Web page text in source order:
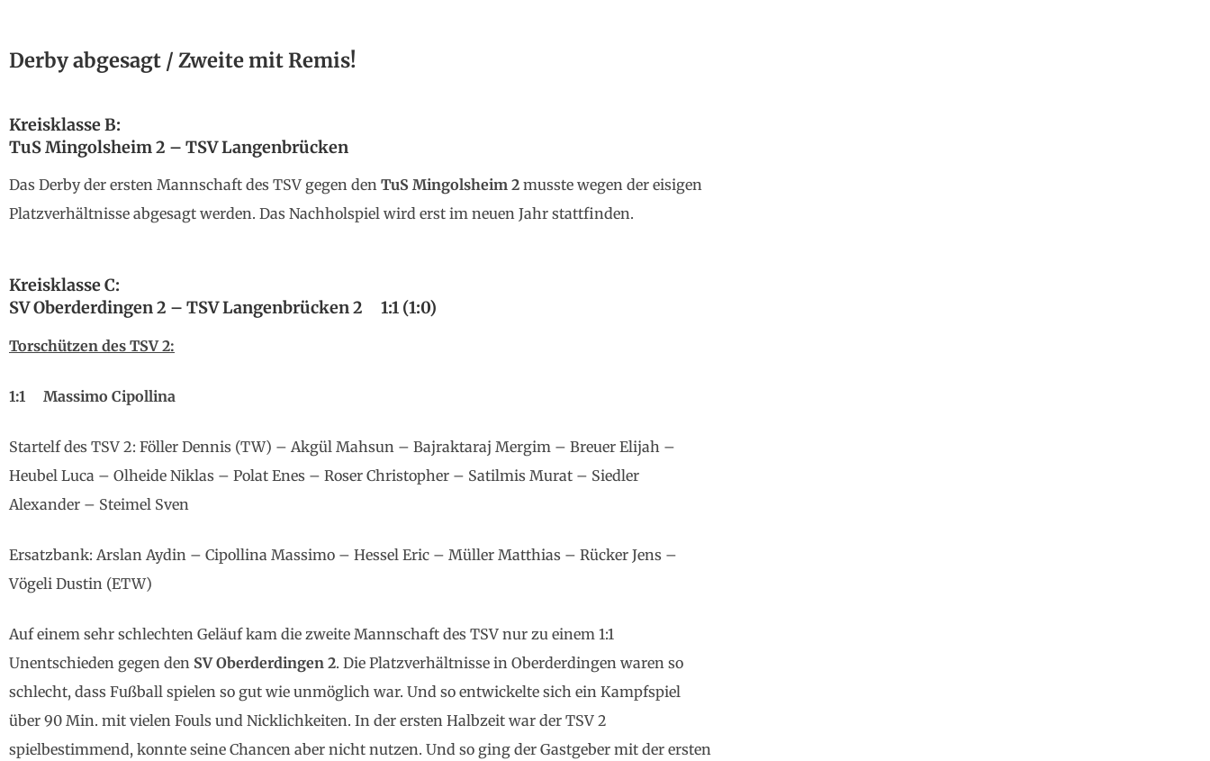
Derby abgesagt / Zweite mit Remis!
Kreisklasse B:
TuS Mingolsheim 2 – TSV Langenbrücken
Das Derby der ersten Mannschaft des TSV gegen den TuS Mingolsheim 2 musste wegen der eisigen
Platzverhältnisse abgesagt werden. Das Nachholspiel wird erst im neuen Jahr stattfinden.
Kreisklasse C:
SV Oberderdingen 2 – TSV Langenbrücken 2 1:1 (1:0)
Torschützen des TSV 2:
1:1 Massimo Cipollina
Startelf des TSV 2: Föller Dennis (TW) – Akgül Mahsun – Bajraktaraj Mergim – Breuer Elijah –
Heubel Luca – Olheide Niklas – Polat Enes – Roser Christopher – Satilmis Murat – Siedler
Alexander – Steimel Sven
Ersatzbank: Arslan Aydin – Cipollina Massimo – Hessel Eric – Müller Matthias – Rücker Jens –
Vögeli Dustin (ETW)
Auf einem sehr schlechten Geläuf kam die zweite Mannschaft des TSV nur zu einem 1:1
Unentschieden gegen den SV Oberderdingen 2. Die Platzverhältnisse in Oberderdingen waren so
schlecht, dass Fußball spielen so gut wie unmöglich war. Und so entwickelte sich ein Kampfspiel
über 90 Min. mit vielen Fouls und Nicklichkeiten. In der ersten Halbzeit war der TSV 2
spielbestimmend, konnte seine Chancen aber nicht nutzen. Und so ging der Gastgeber mit der ersten